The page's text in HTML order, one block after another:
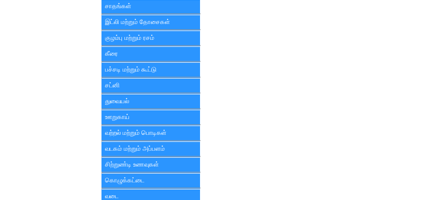
சாதங்கள்
இட்லி மற்றும் தோசைகள்
குழம்பு மற்றும் ரசம்
கீரை
பச்சடி மற்றும் கூட்டு
சட்னி
துவையல்
ஊறுகாய்
வற்றல் மற்றும் பொடிகள்
வடகம் மற்றும் அப்பளம்
சிற்றுண்டி உணவுகள்
கொழுக்கட்டை
வடை